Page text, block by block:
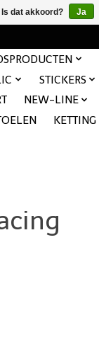
STICKERS
NEW-LINE
KETTING
dat akkoord? Ja